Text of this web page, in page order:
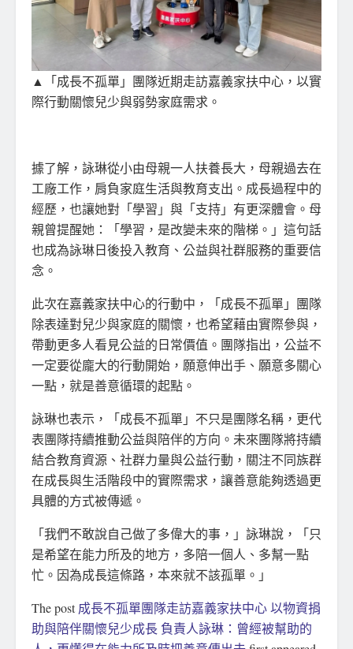
▲「成長不孤單」團隊近期走訪嘉義家扶中心，以實
際行動關懷兒少與弱勢家庭需求。
據了解，詠琳從小由母親一人扶養長大，母親過去在
工廠工作，肩負家庭生活與教育支出。成長過程中的
經歷，也讓她對「學習」與「支持」有更深體會。母
親曾提醒她：「學習，是改變未來的階梯。」這句話
也成為詠琳日後投入教育、公益與社群服務的重要信
念。
此次在嘉義家扶中心的行動中，「成長不孤單」團隊
除表達對兒少與家庭的關懷，也希望藉由實際參與，
帶動更多人看見公益的日常價值。團隊指出，公益不
一定要從龐大的行動開始，願意伸出手、願意多關心
一點，就是善意循環的起點。
詠琳也表示，「成長不孤單」不只是團隊名稱，更代
表團隊持續推動公益與陪伴的方向。未來團隊將持續
結合教育資源、社群力量與公益行動，關注不同族群
在成長與生活階段中的實際需求，讓善意能夠透過更
具體的方式被傳遞。
「我們不敢說自己做了多偉大的事，」詠琳說，「只
是希望在能力所及的地方，多陪一個人、多幫一點
忙。因為成長這條路，本來就不該孤單。」
The post成長不孤單團隊走訪嘉義家扶中心 以物資捐
助與陪伴關懷兒少成長 負責人詠琳：曾經被幫助的